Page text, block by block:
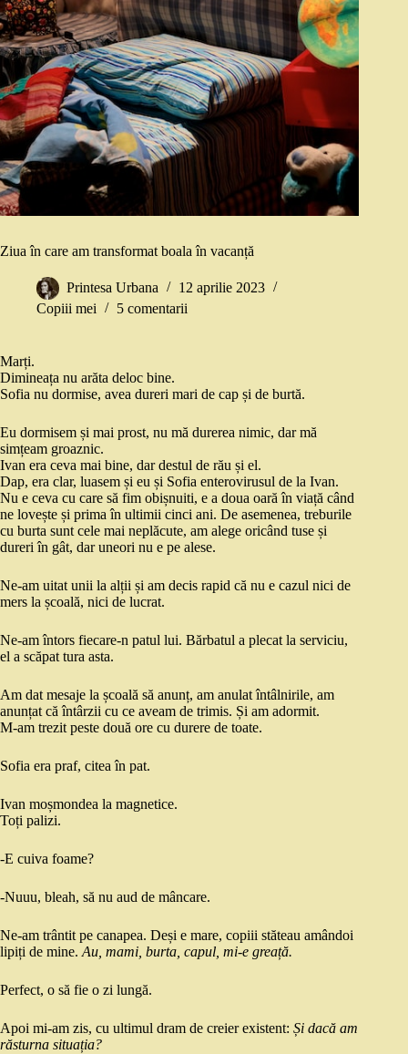
Ziua în care am transformat boala în vacanță
Printesa Urbana
12 aprilie 2023
Copiii mei
5 comentarii
Marți.
Dimineața nu arăta deloc bine.
Sofia nu dormise, avea dureri mari de cap și de burtă.
Eu dormisem și mai prost, nu mă durerea nimic, dar mă
simțeam groaznic.
Ivan era ceva mai bine, dar destul de rău și el.
Dap, era clar, luasem și eu și Sofia enterovirusul de la Ivan.
Nu e ceva cu care să fim obișnuiti, e a doua oară în viață când
ne lovește și prima în ultimii cinci ani. De asemenea, treburile
cu burta sunt cele mai neplăcute, am alege oricând tuse și
dureri în gât, dar uneori nu e pe alese.
Ne-am uitat unii la alții și am decis rapid că nu e cazul nici de
mers la școală, nici de lucrat.
Ne-am întors fiecare-n patul lui. Bărbatul a plecat la serviciu,
el a scăpat tura asta.
Am dat mesaje la școală să anunț, am anulat întâlnirile, am
anunțat că întârzii cu ce aveam de trimis. Și am adormit.
M-am trezit peste două ore cu durere de toate.
Sofia era praf, citea în pat.
Ivan moșmondea la magnetice.
Toți palizi.
-E cuiva foame?
-Nuuu, bleah, să nu aud de mâncare.
Ne-am trântit pe canapea. Deși e mare, copiii stăteau amândoi
lipiți de mine. Au, mami, burta, capul, mi-e greață.
Perfect, o să fie o zi lungă.
Apoi mi-am zis, cu ultimul dram de creier existent: Și dacă am
răsturna situația?